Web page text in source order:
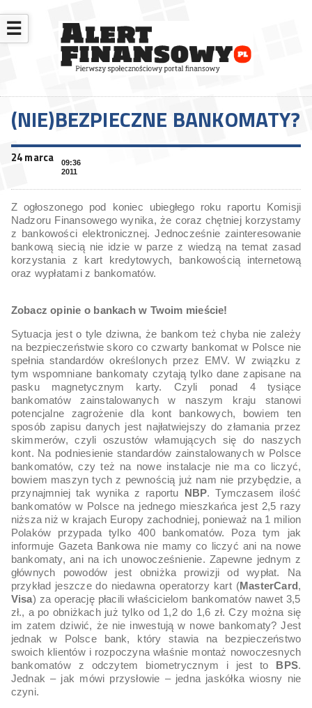
☰
(NIE)BEZPIECZNE BANKOMATY?
24 marca
09:36
2011
Z ogłoszonego pod koniec ubiegłego roku raportu Komisji
Nadzoru Finansowego wynika, że coraz chętniej korzystamy
z bankowości elektronicznej. Jednocześnie zainteresowanie
bankową siecią nie idzie w parze z wiedzą na temat zasad
korzystania z kart kredytowych, bankowością internetową
oraz wypłatami z bankomatów.
Zobacz opinie o bankach w Twoim mieście!
Sytuacja jest o tyle dziwna, że bankom też chyba nie zależy
na bezpieczeństwie skoro co czwarty bankomat w Polsce nie
spełnia standardów określonych przez EMV. W związku z
tym wspomniane bankomaty czytają tylko dane zapisane na
pasku magnetycznym karty. Czyli ponad 4 tysiące
bankomatów zainstalowanych w naszym kraju stanowi
potencjalne zagrożenie dla kont bankowych, bowiem ten
sposób zapisu danych jest najłatwiejszy do złamania przez
skimmerów, czyli oszustów włamujących się do naszych
kont. Na podniesienie standardów zainstalowanych w Polsce
bankomatów, czy też na nowe instalacje nie ma co liczyć,
bowiem maszyn tych z pewnością już nam nie przybędzie, a
przynajmniej tak wynika z raportu NBP. Tymczasem ilość
bankomatów w Polsce na jednego mieszkańca jest 2,5 razy
niższa niż w krajach Europy zachodniej, ponieważ na 1 milion
Polaków przypada tylko 400 bankomatów. Poza tym jak
informuje Gazeta Bankowa nie mamy co liczyć ani na nowe
bankomaty, ani na ich unowocześnienie. Zapewne jednym z
głównych powodów jest obniżka prowizji od wypłat. Na
przykład jeszcze do niedawna operatorzy kart (MasterCard,
Visa) za operację płacili właścicielom bankomatów nawet 3,5
zł., a po obniżkach już tylko od 1,2 do 1,6 zł. Czy można się
im zatem dziwić, że nie inwestują w nowe bankomaty? Jest
jednak w Polsce bank, który stawia na bezpieczeństwo
swoich klientów i rozpoczyna właśnie montaż nowoczesnych
bankomatów z odczytem biometrycznym i jest to BPS.
Jednak – jak mówi przysłowie – jedna jaskółka wiosny nie
czyni.